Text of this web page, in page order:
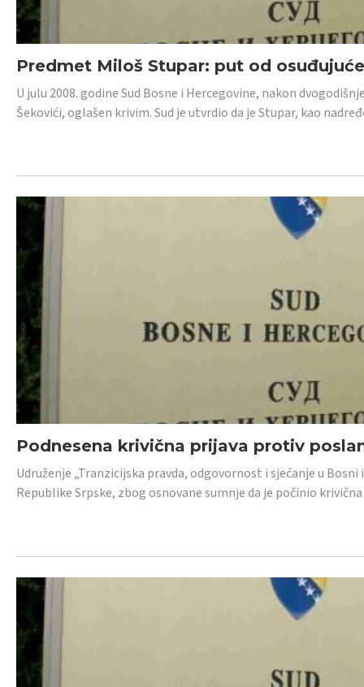
Predmet Miloš Stupar: put od
U julu 2008. godine Sud Bosne i Hercegovine, nakon
Šekovići, oglašen krivim. Sud je utvrdio da je Stupar, kao
Podnesena krivična prijava protiv
Udruženje „Tranzicijska pravda, odgovornost i sjećanje u
Republike Srpske, zbog osnovane sumnje da je počinio